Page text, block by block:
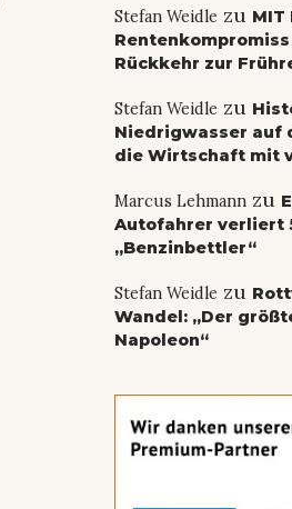
Stefan Weidle zu MIT
Rückkehr zur
Stefan Weidle zu
Niedrigwasser auf
die Wirtschaft mit
Marcus Lehmannzu
Autofahrer verliert
„Benzinbettler“
Stefan Weidle zu
Wandel: „Der
Napoleon“